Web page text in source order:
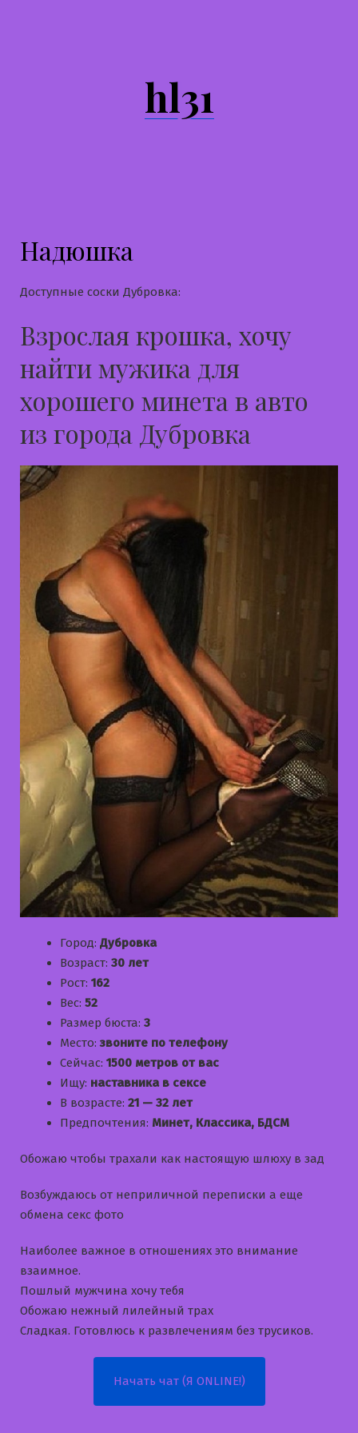
hl31
Надюшка
Доступные соски Дубровка:
Взрослая крошка, хочу
найти мужика для
хорошего минета в авто
из города Дубровка
Город: Дубровка
Возраст: 30 лет
Рост: 162
Вес: 52
Размер бюста: 3
Место:звоните по телефону
Сейчас: 1500 метров от вас
Ищу: наставника в сексе
В возрасте: 21 — 32 лет
Предпочтения: Минет, Классика, БДСМ
Обожаю чтобы трахали как настоящую шлюху в зад
Возбуждаюсь от неприличной переписки а еще
обмена секс фото
Наиболее важное в отношениях это внимание
взаимное.
Пошлый мужчина хочу тебя
Обожаю нежный лилейный трах
Сладкая. Готовлюсь к развлечениям без трусиков.
Начать чат (Я ONLINE!)